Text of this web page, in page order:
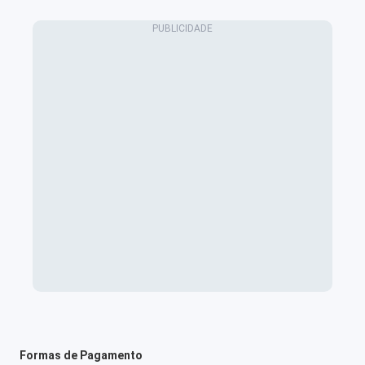
Formas de Pagamento